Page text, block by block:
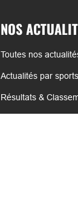
NOS
Toutes nos
Actualités par sports
Résultats &